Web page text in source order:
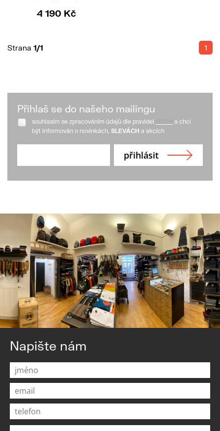
4 190 Kč
Strana 1/1 1
Přihlaš se do našeho mailingu
souhlasím se zpracováním údajů dle pravidel
a chci
být informován o novinkách, SLEVÁCH a akcích
Napište nám